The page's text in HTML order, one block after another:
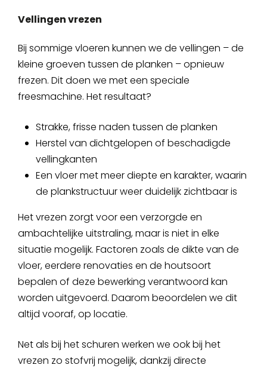
Vellingen vrezen
Bij sommige vloeren kunnen we de vellingen – de
kleine groeven tussen de planken – opnieuw
frezen. Dit doen we met een speciale
freesmachine. Het resultaat?
Strakke, frisse naden tussen de planken
Herstel van dichtgelopen of beschadigde
vellingkanten
Een vloer met meer diepte en karakter, waarin
de plankstructuur weer duidelijk zichtbaar is
Het vrezen zorgt voor een verzorgde en
ambachtelijke uitstraling, maar is niet in elke
situatie mogelijk. Factoren zoals de dikte van de
vloer, eerdere renovaties en de houtsoort
bepalen of deze bewerking verantwoord kan
worden uitgevoerd. Daarom beoordelen we dit
altijd vooraf, op locatie.
Net als bij het schuren werken we ook bij het
vrezen zo stofvrij mogelijk, dankzij directe